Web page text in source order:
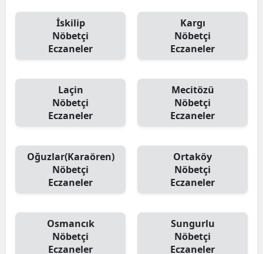
Yozgat
Zonguldak
Aksaray
Bayburt
Karaman
Batman
Şırnak
Ardahan
İskilip
Nöbetçi
Eczaneler
Kargı
Nöbetçi
Eczaneler
Laçin
Nöbetçi
Eczaneler
Mecitözü
Nöbetçi
Eczaneler
Oğuzlar(Karaören)
Nöbetçi
Eczaneler
Ortaköy
Nöbetçi
Eczaneler
Osmancık
Nöbetçi
Eczaneler
Sungurlu
Nöbetçi
Eczaneler